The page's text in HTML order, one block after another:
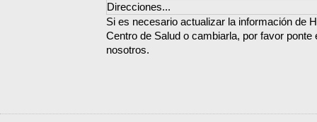
Direcciones...
Si es necesario actualizar la información de
Centro de Salud o cambiarla, por favor ponte
nosotros.